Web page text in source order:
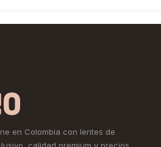
en Colombia con lentes de
calidad premium y precios